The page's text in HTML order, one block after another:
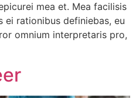
mea et. Mea facilisis
ei rationibus definiebas, eu
omnium interpretaris pro,